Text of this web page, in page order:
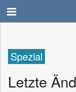
Spezial
Letzte